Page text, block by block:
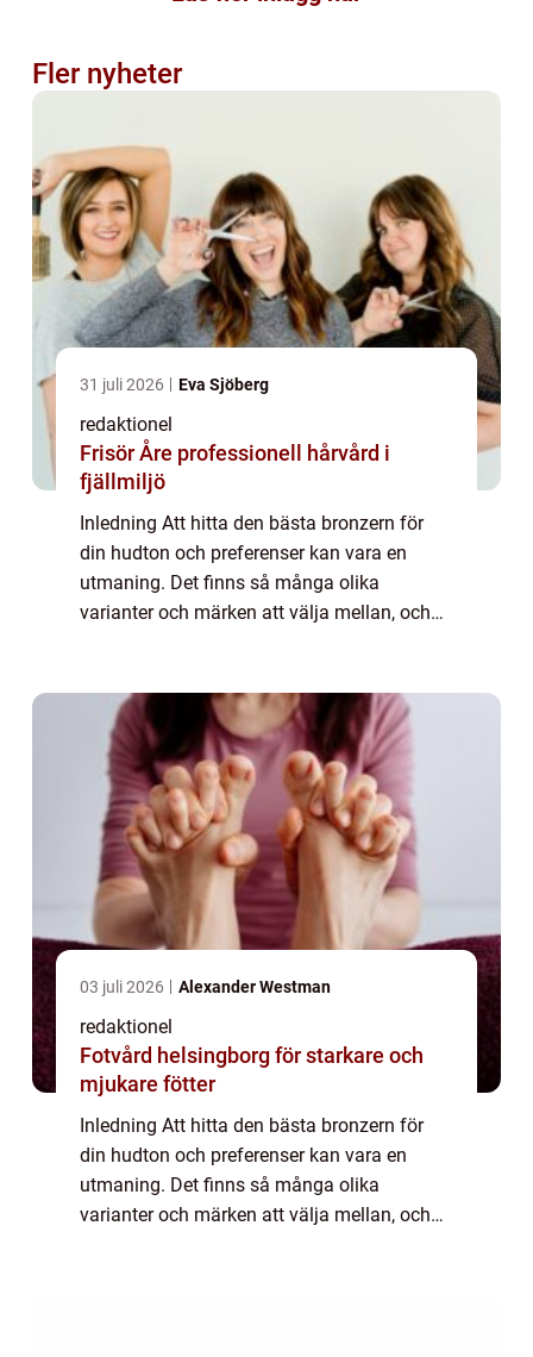
Fler nyheter
31 juli 2026 Eva Sjöberg
redaktionel
Frisör Åre professionell hårvård i
fjällmiljö
Inledning Att hitta den bästa bronzern för
din hudton och preferenser kan vara en
utmaning. Det finns så många olika
varianter och märken att välja mellan, och
kommer vi a...
03 juli 2026 Alexander Westman
redaktionel
Fotvård helsingborg för starkare och
mjukare fötter
Inledning Att hitta den bästa bronzern för
din hudton och preferenser kan vara en
utmaning. Det finns så många olika
varianter och märken att välja mellan, och